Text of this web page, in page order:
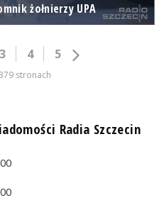
żołnierzy UPA
3 4 5
stronach
Radia Szczecin